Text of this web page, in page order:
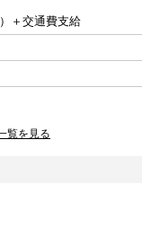
＋交通費支給
覧を見る